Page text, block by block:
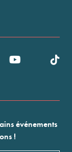
événements
!